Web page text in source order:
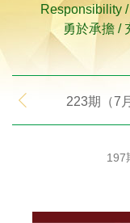
MDRT
新聞中心
公益活動
網站連結
223期（7
Responsibility
勇於承擔 /
197